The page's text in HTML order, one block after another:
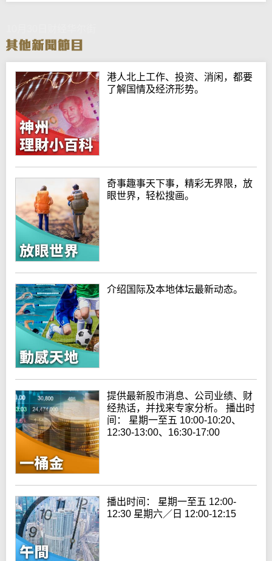
港人北上工作、投资、消闲，都要
了解国情及经济形势。
奇事趣事天下事，精彩无界限，放
眼世界，轻松搜画。
介绍国际及本地体坛最新动态。
提供最新股市消息、公司业绩、财
经热话，并找来专家分析。 播出时
间： 星期一至五 10:00-10:20、
12:30-13:00、16:30-17:00
播出时间： 星期一至五 12:00-
12:30 星期六／日 12:00-12:15